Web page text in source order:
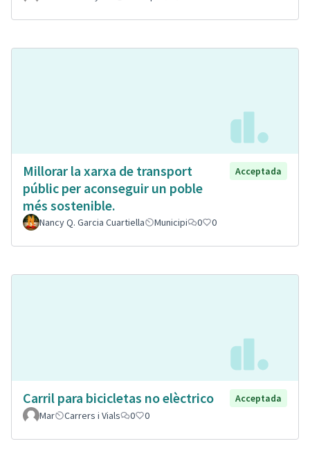
Millorar la xarxa de transport
públic per aconseguir un poble
més sostenible.
Acceptada
Nancy Q. Garcia Cuartiella Municipi 0 0
Carril para bicicletas no elèctrico
Acceptada
Mar
Carrers i Vials 0 0